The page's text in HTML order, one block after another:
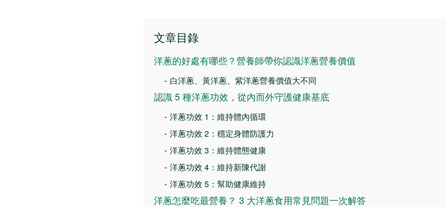
文章目錄
洋蔥的好處有哪些？營養師帶你認識洋蔥營養價值
- 白洋蔥、黃洋蔥、紫洋蔥營養價值大不同
認識 5 種洋蔥功效，從內而外守護健康基底
- 洋蔥功效 1：維持體內循環
- 洋蔥功效 2：穩定身體防護力
- 洋蔥功效 3：維持體態健康
- 洋蔥功效 4：維持新陳代謝
- 洋蔥功效 5：幫助健康維持
洋蔥怎麼吃最營養？ 3 大洋蔥食用常見問題一次解答